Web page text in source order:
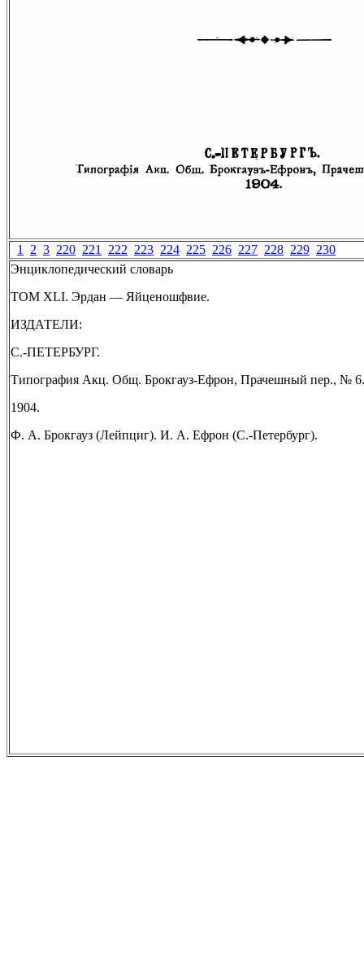
1 2 3 220 221 222 223 224 225 226 227 228 229 230
Энциклопедический словарь
ТОМ XLI. Эрдан — Яйценошфвие.
ИЗДАТЕЛИ:
С.-ПЕТЕРБУРГ.
Типография Акц. Общ. Брокгауз-Ефрон, Прачешный пер., № 6.
1904.
Ф. А. Брокгауз (Лейпциг). И. А. Ефрон (С.-Петербург).